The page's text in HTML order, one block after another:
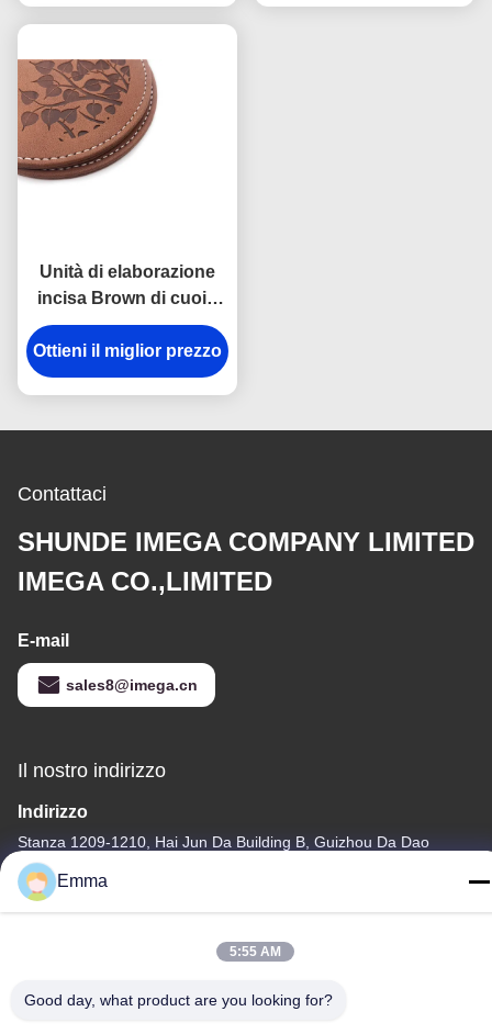
Unità di elaborazione
incisa Brown di cuoio
Pantone di Logo Drink
Coasters With Logo
Ottieni il miglior prezzo
Contattaci
SHUNDE IMEGA COMPANY LIMITED
IMEGA CO.,LIMITED
E-mail
sales8@imega.cn
Il nostro indirizzo
Indirizzo
Stanza 1209-1210, Hai Jun Da Building B, Guizhou Da Dao
Zhong, Ronggui, Shunde, Foshan, Guangdong, Cina
tel
Emma
5:55 AM
Good day, what product are you looking for?